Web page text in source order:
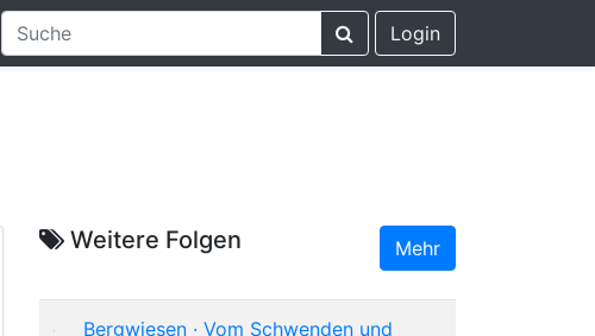
Login
Weitere Folgen Mehr
Bergwiesen · Vom Schwenden und